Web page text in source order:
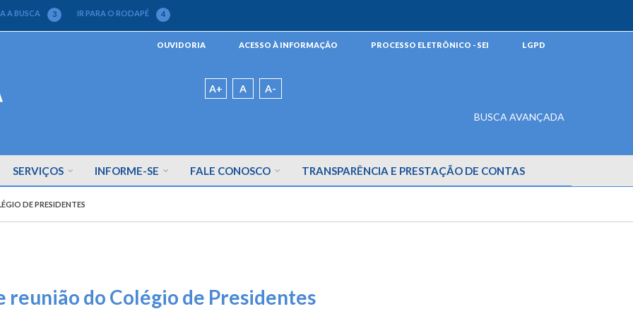
A BUSCA 3 IR PARA O RODAPÉ 4
OUVIDORIA ACESSO À INFORMAÇÃO PROCESSO ELETRÔNICO - SEI LGPD
A+ A A-
BUSCA AVANÇADA
SERVIÇOS INFORME-SE FALE CONOSCO TRANSPARÊNCIA E PRESTAÇÃO DE CONTAS
DE PRESIDENTES
reunião do Colégio de Presidentes